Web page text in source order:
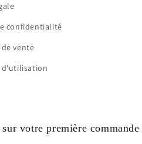
confidentialité
vente
d'utilisation
votre première